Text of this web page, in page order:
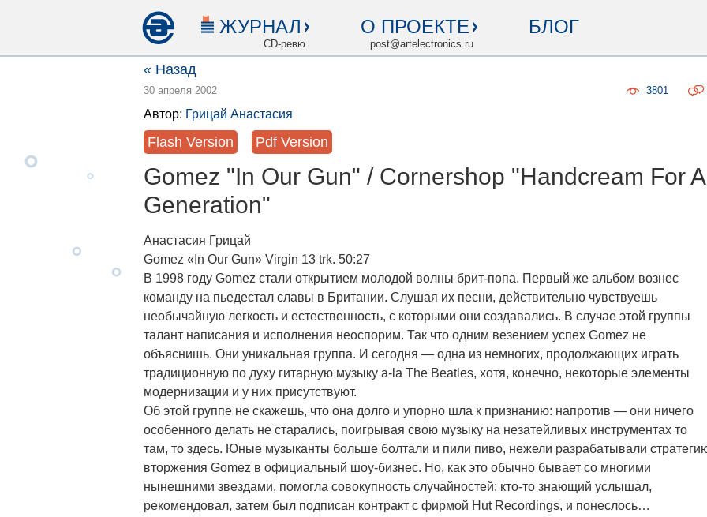
ЖУРНАЛ
CD-ревю
О ПРОЕКТЕ
post@artelectronics.ru
БЛОГ
« Назад
30 апреля 2002 3801
Автор: Грицай Анастасия
Flash Version Pdf Version
Gomez "In Our Gun" / Cornershop "Handcream For A
Generation"
Анастасия Грицай
Gomez «In Our Gun» Virgin 13 trk. 50:27
В 1998 году Gomez стали открытием молодой волны брит-попа. Первый же альбом вознес
команду на пьедестал славы в Британии. Слушая их песни, действительно чувствуешь
необычайную легкость и естественность, с которыми они создавались. В случае этой группы
талант написания и исполнения неоспорим. Так что одним везением успех Gomez не
объяснишь. Они уникальная группа. И сегодня — одна из немногих, продолжающих играть
традиционную по духу гитарную музыку a-la The Beatles, хотя, конечно, некоторые элементы
модернизации и у них присутствуют.
Об этой группе не скажешь, что она долго и упорно шла к признанию: напротив — они ничего
особенного делать не старались, поигрывая свою музыку на незатейливых инструментах то
там, то здесь. Юные музыканты больше болтали и пили пиво, нежели разрабатывали
вторжения Gomez в официальный шоу-бизнес. Но, как это обычно бывает со многими
нынешними звездами, помогла совокупность случайностей: кто-то знающий услышал,
рекомендовал, затем был подписан контракт с фирмой Hut Recordings, и понеслось…